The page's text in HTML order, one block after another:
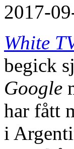
2017-
White
begick
Google
har fått
i